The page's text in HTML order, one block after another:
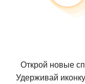
Открой новые
Удерживай